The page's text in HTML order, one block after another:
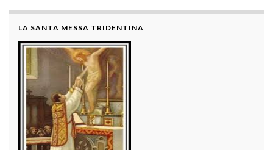
LA SANTA MESSA TRIDENTINA